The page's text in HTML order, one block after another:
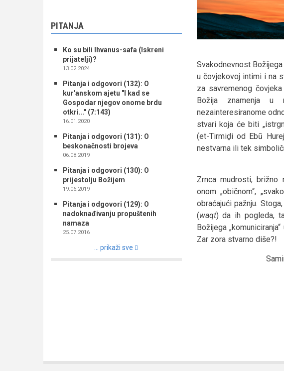
PITANJA
Ko su bili Ihvanus-safa (Iskreni
prijatelji)?
13.02.2024
Pitanja i odgovori (132): O
kur'anskom ajetu "I kad se
Gospodar njegov onome brdu
otkri..." (7:143)
16.01.2020
Pitanja i odgovori (131): O
beskonačnosti brojeva
06.08.2019
Pitanja i odgovori (130): O
prijestolju Božijem
19.06.2019
Pitanja i odgovori (129): O
nadoknađivanju propuštenih
namaza
25.07.2016
... prikaži sve
Svakodnevnost
u čovjekovoj intimi i na
za savremenog
Božija znamenja u
nezainteresiranome
stvari koja će biti
(et-Tirmiḏi od Ebū
nestvarna ili tek
Zrnca mudrosti, brižno
onom „običnom“,
obraćajući pažnju.
(waqt) da ih pogleda,
Božijega
Zar zora stvarno diše?!